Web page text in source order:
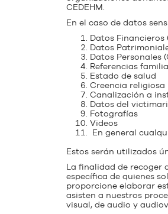
CEDEHM.
En el caso de datos
Datos
Datos
Datos Personales
Referencias
Estado de salud
Creencia religiosa
Canalización a
Datos del
Fotografías
Videos
En general
Estos serán utilizados
La finalidad de recoger
específica de quienes
proporcione elaborar
asisten a nuestros
visual, de audio y